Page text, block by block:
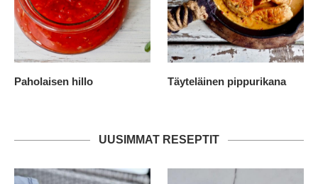
Paholaisen hillo Täyteläinen pippurikana
UUSIMMAT RESEPTIT